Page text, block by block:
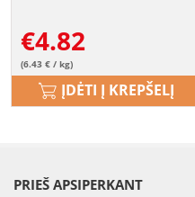
€4.82
(6.43 € / kg)
ĮDĖTI Į KREPŠELĮ
PRIEŠ APSIPERKANT